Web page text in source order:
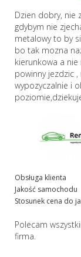
Dzien dobry, nie
gdybym nie
metalowy to by
bo tak mozna
kierunkowa a
powinny jezdzic
wypozyczalnie i
Obsługa klienta
Jakość samochodu
Stosunek cena do
Polecam
firma.